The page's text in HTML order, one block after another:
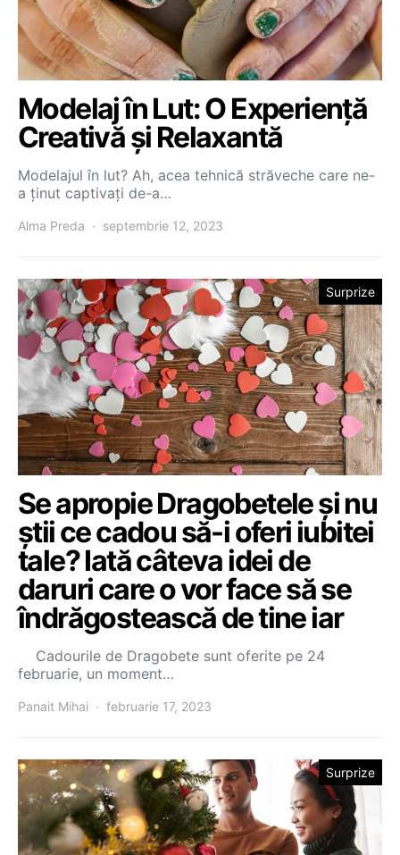
Modelaj în Lut: O Experiență
Creativă și Relaxantă
Modelajul în lut? Ah, acea tehnică străveche care ne-
a ținut captivați de-a…
Alma Preda septembrie 12, 2023
Surprize
Se apropie Dragobetele și nu
știi ce cadou să-i oferi iubitei
tale? Iată câteva idei de
daruri care o vor face să se
îndrăgostească de tine iar
Cadourile de Dragobete sunt oferite pe 24
februarie, un moment…
Panait Mihai februarie 17, 2023
Surprize